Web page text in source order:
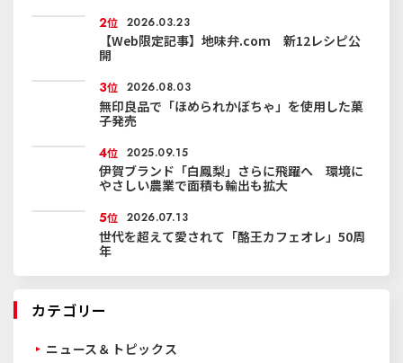
2位 2026.03.23
【Web限定記事】地味弁.com 新12レシピ公
開
3位 2026.08.03
無印良品で「ほめられかぼちゃ」を使用した菓
子発売
4位 2025.09.15
伊賀ブランド「白鳳梨」さらに飛躍へ 環境に
やさしい農業で面積も輸出も拡大
5位 2026.07.13
世代を超えて愛されて「酪王カフェオレ」50周
年
カテゴリー
ニュース＆トピックス